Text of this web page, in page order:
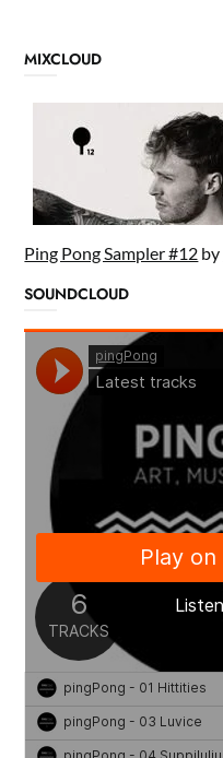
MIXCLOUD
Ping Pong Sampler #12 by
SOUNDCLOUD